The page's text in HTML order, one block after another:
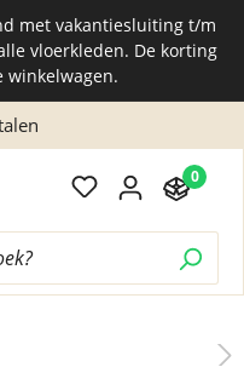
met vakantiesluiting t/m
vloerkleden. De korting
winkelwagen.
0